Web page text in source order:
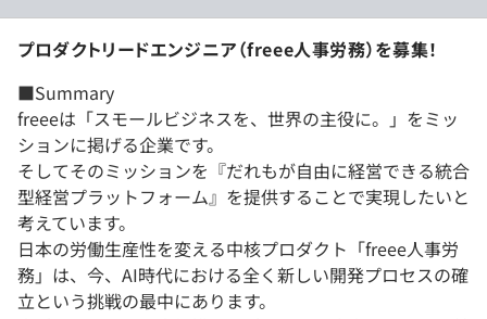
プロダクトリードエンジニア（freee人事労務）を募集！
■Summary
freeeは「スモールビジネスを、世界の主役に。」をミッ
ションに掲げる企業です。
そしてそのミッションを『だれもが自由に経営できる統合
型経営プラットフォーム』を提供することで実現したいと
考えています。
日本の労働生産性を変える中核プロダクト「freee人事労
務」は、今、AI時代における全く新しい開発プロセスの確
立という挑戦の最中にあります。